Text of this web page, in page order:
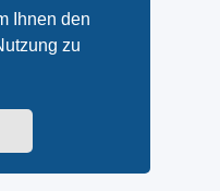
Ihnen den
zu